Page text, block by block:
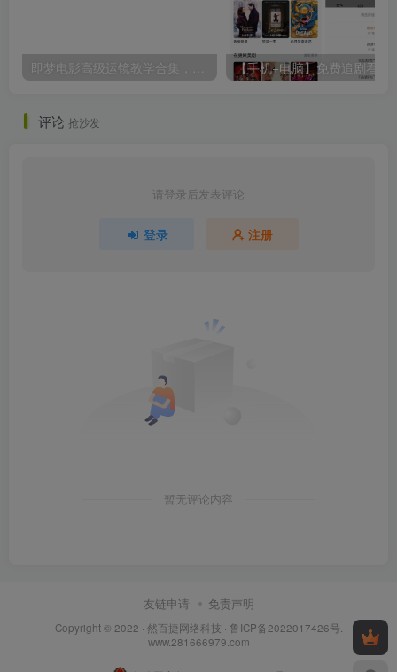
评论 抢沙发
请登录后发表评论
登录 注册
暂无评论内容
友链申请 免责声明
Copyright © 2022 · 然百捷网络科技 · 鲁ICP备2022017426号
www.281666979.com